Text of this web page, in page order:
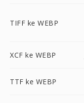
TIFF ke WEBP
XCF ke WEBP
TTF ke WEBP